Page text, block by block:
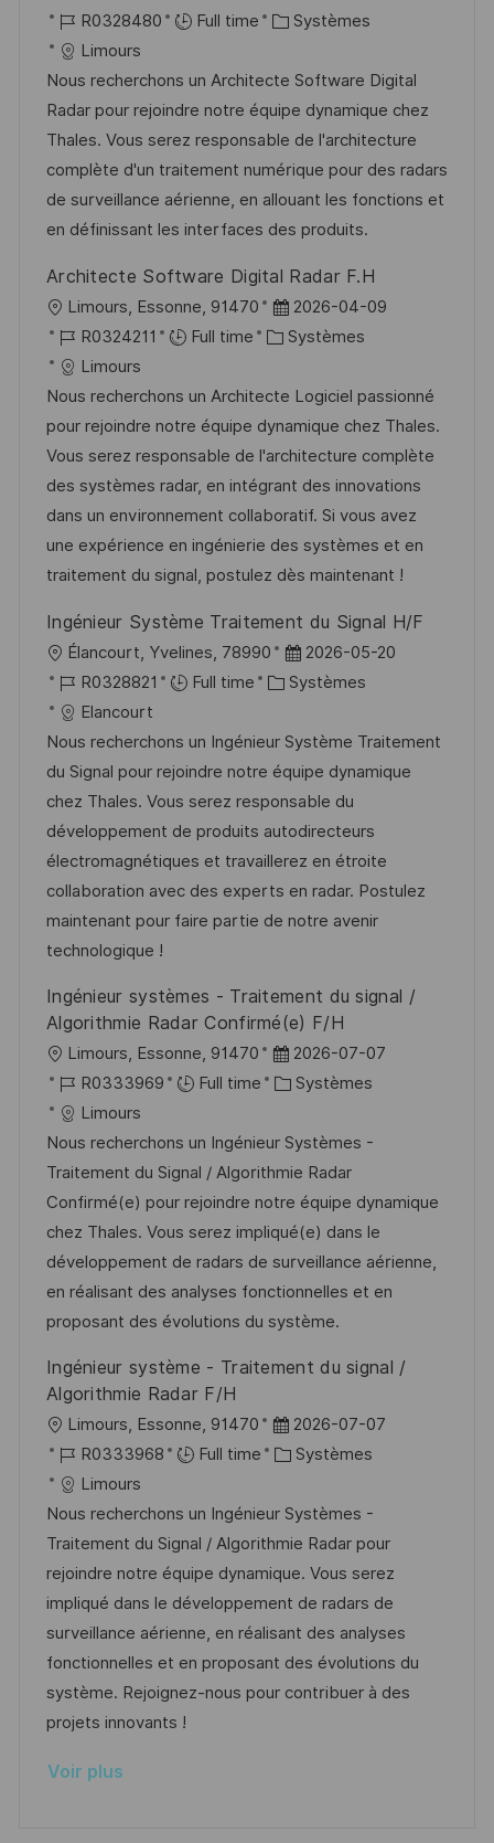
o
c
a
l
i
s
a
t
o
n
a
e
d
’
a
f
f
c
h
a
e
R
é
f
é
r
e
n
c
d
u
p
o
s
t
e
R0328480 Full time
C
t
é
g
o
r
i
Systèmes
Limours
Nous recherchons un Architecte Software Digital
Radar pour rejoindre notre équipe dynamique chez
Thales. Vous serez responsable de l'architecture
complète d'un traitement numérique pour des radars
de surveillance aérienne, en allouant les fonctions et
en définissant les interfaces des produits.
Architecte Software Digital Radar F.H
o
c
a
l
i
s
a
t
i
n
Limours, Essonne, 91470
D
a
e
d
’
a
f
f
i
h
g
2026-04-09
R
é
f
é
r
e
n
c
e
u
p
o
s
t
e
R0324211 Full time
C
t
é
g
o
r
e
Systèmes
Limours
Nous recherchons un Architecte Logiciel passionné
pour rejoindre notre équipe dynamique chez Thales.
Vous serez responsable de l'architecture complète
des systèmes radar, en intégrant des innovations
dans un environnement collaboratif. Si vous avez
une expérience en ingénierie des systèmes et en
traitement du signal, postulez dès maintenant !
Ingénieur Système Traitement du Signal H/F
o
c
a
l
i
s
a
t
i
o
Élancourt, Yvelines, 78990
D
a
e
d
’
a
f
f
a
e
2026-05-20
R
é
f
é
r
e
n
c
e
d
p
o
t
e
R0328821 Full time
C
t
é
g
o
r
i
e
Systèmes
Elancourt
Nous recherchons un Ingénieur Système Traitement
du Signal pour rejoindre notre équipe dynamique
chez Thales. Vous serez responsable du
développement de produits autodirecteurs
électromagnétiques et travaillerez en étroite
collaboration avec des experts en radar. Postulez
maintenant pour faire partie de notre avenir
technologique !
Ingénieur systèmes - Traitement du signal /
Algorithmie Radar Confirmé(e) F/H
o
c
a
l
i
s
a
t
i
n
Limours, Essonne, 91470
D
a
e
d
’
a
f
f
i
h
g
2026-07-07
R
é
f
é
r
e
n
c
e
u
p
s
t
R0333969 Full time
C
t
é
g
o
r
i
e
Systèmes
Limours
Nous recherchons un Ingénieur Systèmes -
Traitement du Signal / Algorithmie Radar
Confirmé(e) pour rejoindre notre équipe dynamique
chez Thales. Vous serez impliqué(e) dans le
développement de radars de surveillance aérienne,
en réalisant des analyses fonctionnelles et en
proposant des évolutions du système.
Ingénieur système - Traitement du signal /
Algorithmie Radar F/H
o
c
a
l
i
s
a
t
i
o
Limours, Essonne, 91470
D
a
e
d
’
a
f
f
i
2026-07-07
R
é
f
é
r
e
n
c
e
d
p
R0333968 Full time
C
t
é
g
o
r
i
e
Systèmes
Limours
Nous recherchons un Ingénieur Systèmes -
Traitement du Signal / Algorithmie Radar pour
rejoindre notre équipe dynamique. Vous serez
impliqué dans le développement de radars de
surveillance aérienne, en réalisant des analyses
fonctionnelles et en proposant des évolutions du
système. Rejoignez-nous pour contribuer à des
projets innovants !
Voir plus